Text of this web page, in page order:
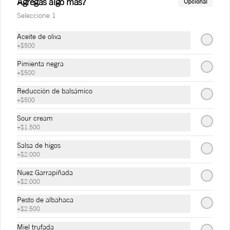
Conócenos
Zona de Delivery
Términos y condiciones
Política de privacidad
Redes sociales
Instagram
Seleccione 1
Aceite de oliva
+$500
Pimienta negra
+$500
Reducción de balsámico
+$500
Sour cream
+$1.500
Salsa de higos
+$2.000
Nuez Garrapiñada
+$2.000
Pesto de albahaca
+$2.500
Miel trufada